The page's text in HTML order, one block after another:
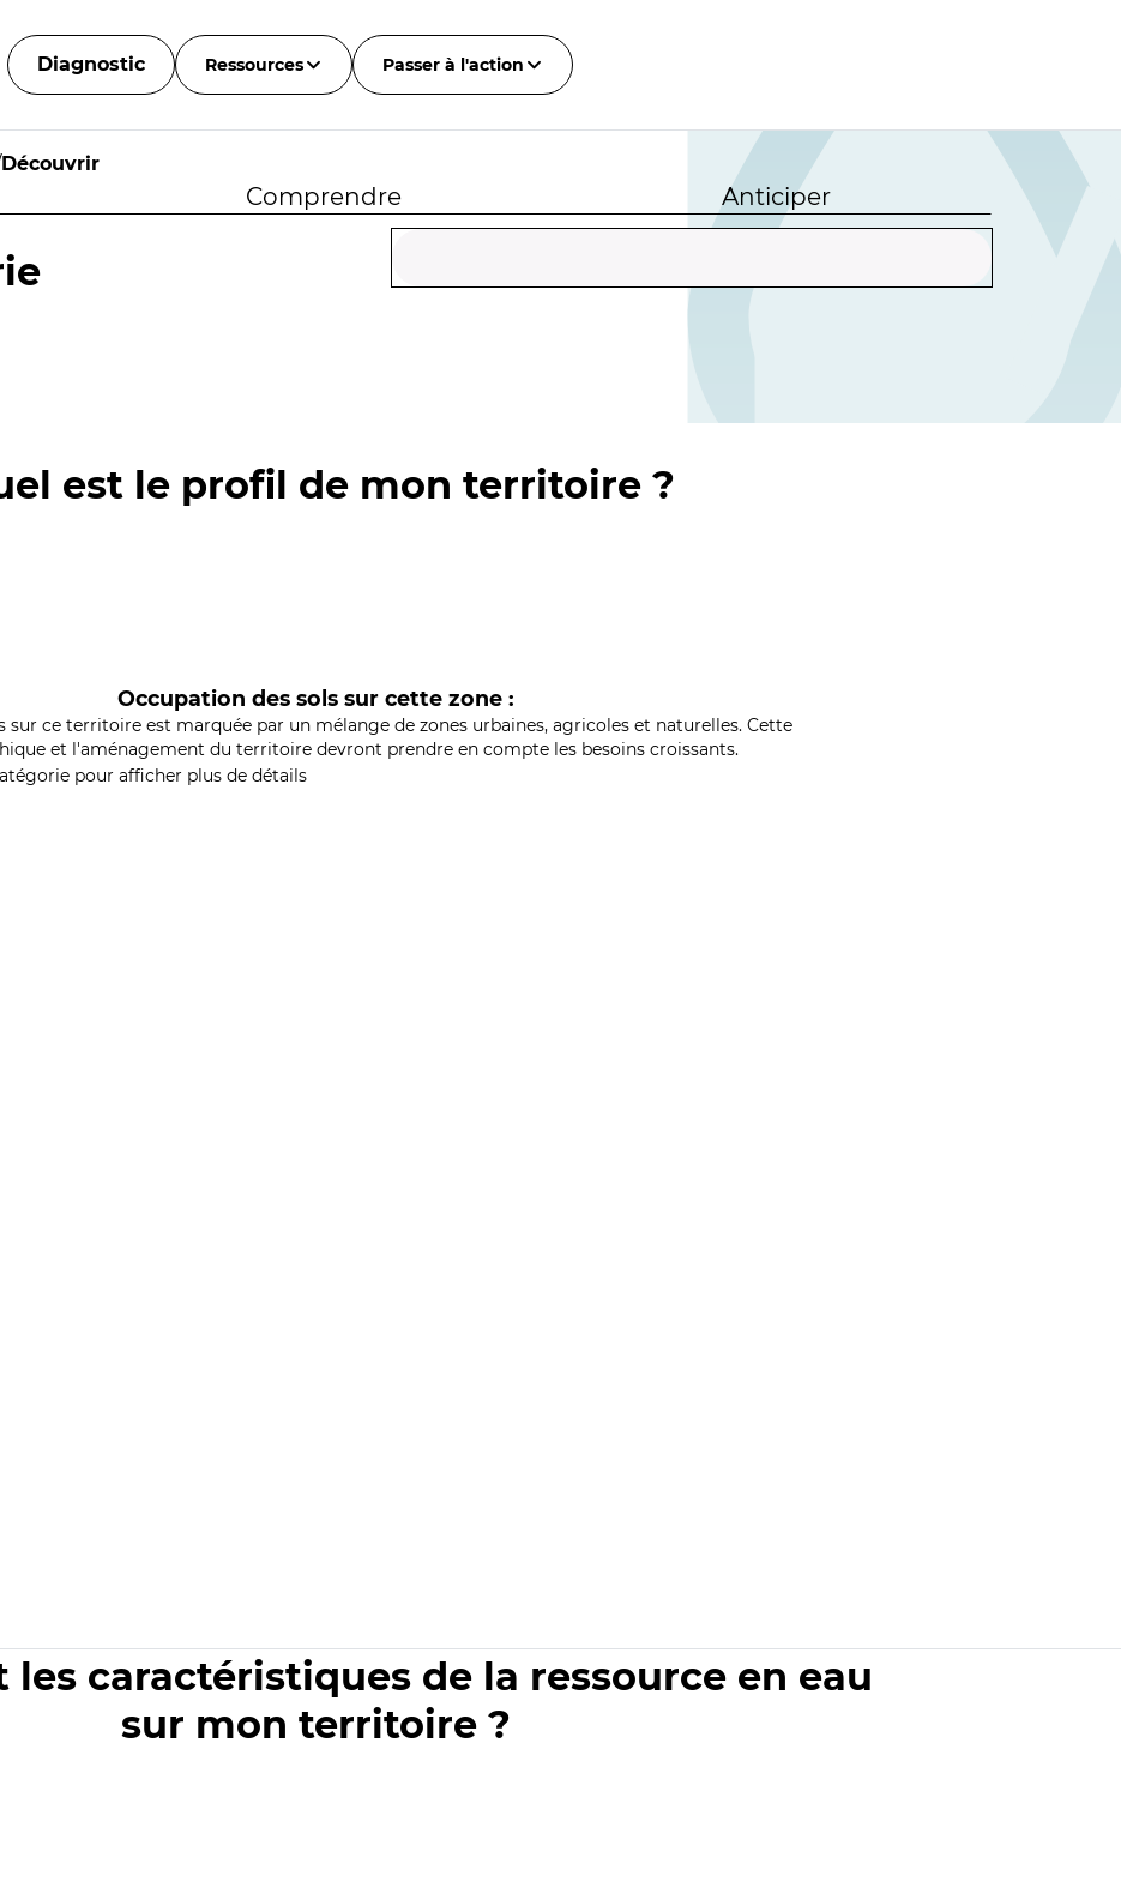
Diagnostic Ressources Passer à l'action
Découvrir
Comprendre Anticiper
est le profil de mon territoire ?
Occupation des sols sur cette zone :
sur ce territoire est marquée par un mélange de zones urbaines, agricoles et naturelles. Cette
et l'aménagement du territoire devront prendre en compte les besoins croissants.
pour afficher plus de détails
les caractéristiques de la ressource en eau
sur mon territoire ?